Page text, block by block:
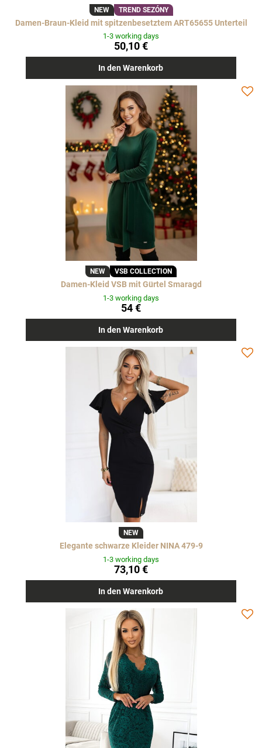
NEW TREND SEZÓNY
Damen-Braun-Kleid mit spitzenbesetztem ART65655 Unterteil
1-3 working days
50,10 €
In den Warenkorb
NEW VSB COLLECTION
Damen-Kleid VSB mit Gürtel Smaragd
1-3 working days
54 €
In den Warenkorb
NEW
Elegante schwarze Kleider NINA 479-9
1-3 working days
73,10 €
In den Warenkorb